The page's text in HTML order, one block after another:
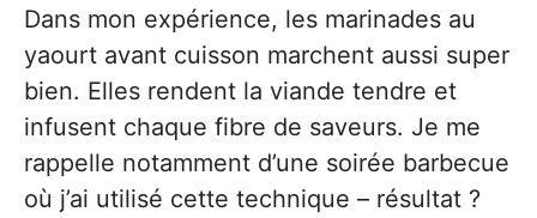
Dans mon expérience, les marinades au
yaourt avant cuisson marchent aussi super
bien. Elles rendent la viande tendre et
infusent chaque fibre de saveurs. Je me
rappelle notamment d’une soirée barbecue
où j’ai utilisé cette technique – résultat ?